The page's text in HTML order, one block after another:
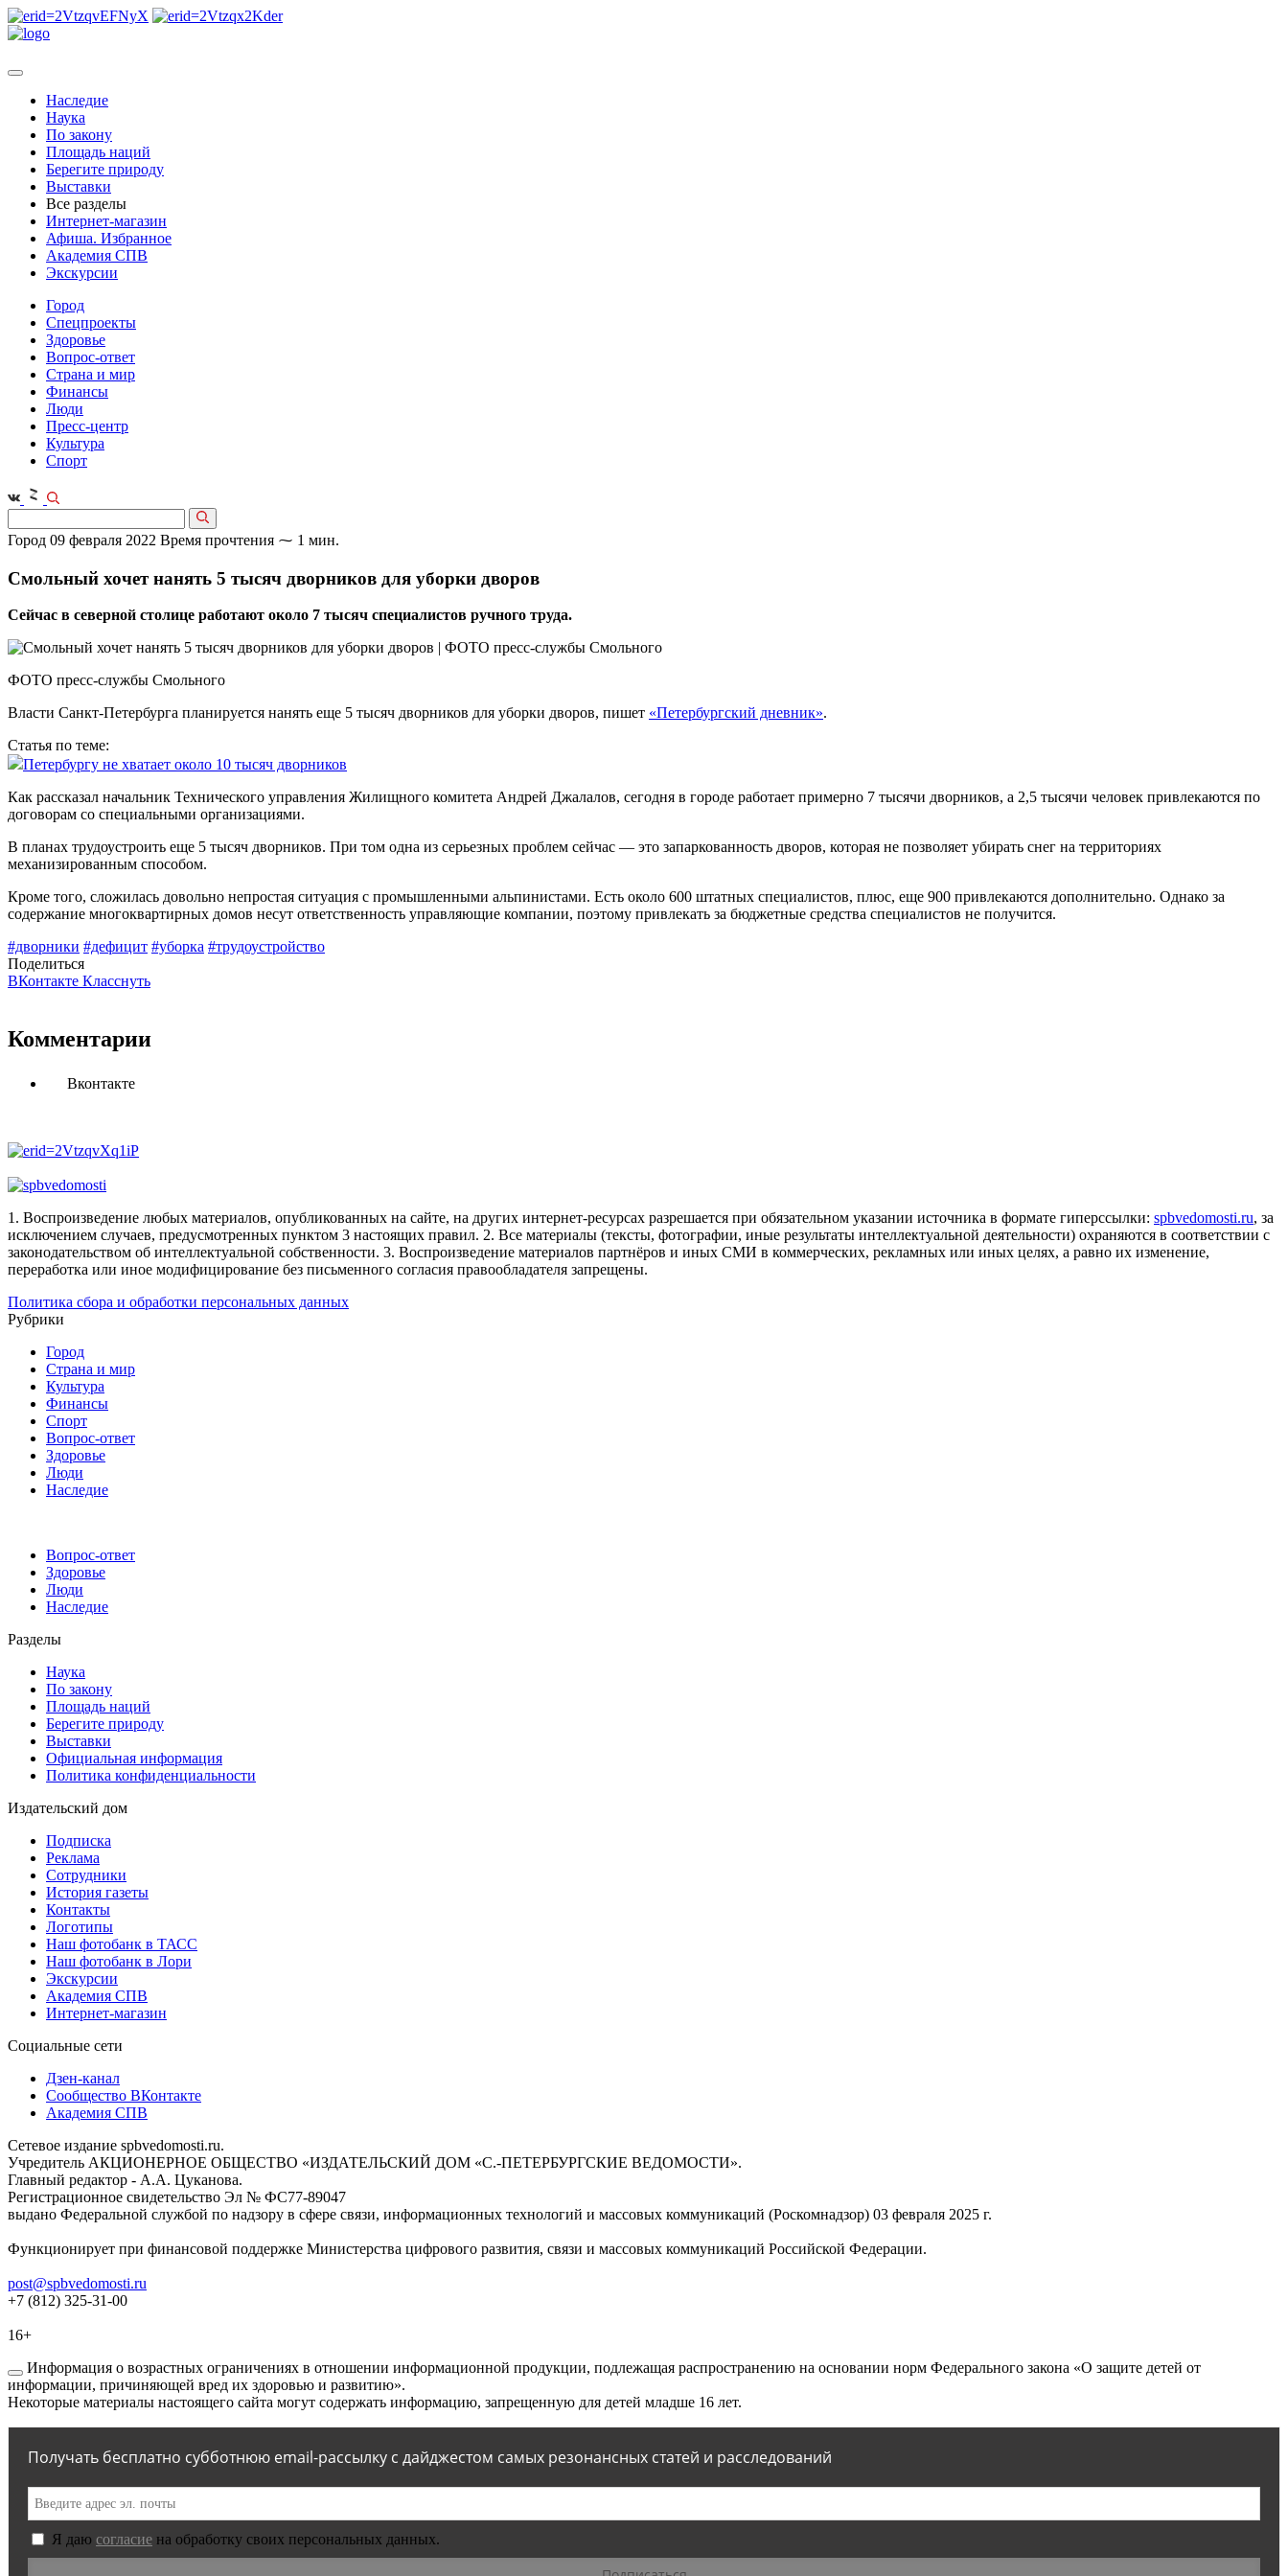
Наследие
Наука
По закону
Площадь наций
Берегите природу
Выставки
Все разделы
Интернет-магазин
Афиша. Избранное
Академия СПВ
Экскурсии
Город
Спецпроекты
Здоровье
Вопрос-ответ
Страна и мир
Финансы
Люди
Пресс-центр
Культура
Спорт
Город 09 февраля 2022 Время прочтения ⁓ 1 мин.
Смольный хочет нанять 5 тысяч дворников для уборки дворов
Сейчас в северной столице работают около 7 тысяч специалистов ручного труда.
ФОТО пресс-службы Смольного
Власти Санкт-Петербурга планируется нанять еще 5 тысяч дворников для уборки дворов, пишет «Петербургский дневник».
Статья по теме:
Петербургу не хватает около 10 тысяч дворников
Как рассказал начальник Технического управления Жилищного комитета Андрей Джалалов, сегодня в городе работает примерно 7 тысячи дворников, а 2,5 тысячи человек привлекаются по
договорам со специальными организациями.
В планах трудоустроить еще 5 тысяч дворников. При том одна из серьезных проблем сейчас — это запаркованность дворов, которая не позволяет убирать снег на территориях
механизированным способом.
Кроме того, сложилась довольно непростая ситуация с промышленными альпинистами. Есть около 600 штатных специалистов, плюс, еще 900 привлекаются дополнительно. Однако за
содержание многоквартирных домов несут ответственность управляющие компании, поэтому привлекать за бюджетные средства специалистов не получится.
#дворники #дефицит #уборка #трудоустройство
Поделиться
ВКонтакте Класснуть
Комментарии
Вконтакте
1. Воспроизведение любых материалов, опубликованных на сайте, на других интернет-ресурсах разрешается при обязательном указании источника в формате гиперссылки: spbvedomosti.ru, за
исключением случаев, предусмотренных пунктом 3 настоящих правил. 2. Все материалы (тексты, фотографии, иные результаты интеллектуальной деятельности) охраняются в соответствии с
законодательством об интеллектуальной собственности. 3. Воспроизведение материалов партнёров и иных СМИ в коммерческих, рекламных или иных целях, а равно их изменение,
переработка или иное модифицирование без письменного согласия правообладателя запрещены.
Политика сбора и обработки персональных данных
Рубрики
Город
Страна и мир
Культура
Финансы
Спорт
Вопрос-ответ
Здоровье
Люди
Наследие
Вопрос-ответ
Здоровье
Люди
Наследие
Разделы
Наука
По закону
Площадь наций
Берегите природу
Выставки
Официальная информация
Политика конфиденциальности
Издательский дом
Подписка
Реклама
Сотрудники
История газеты
Контакты
Логотипы
Наш фотобанк в ТАСС
Наш фотобанк в Лори
Экскурсии
Академия СПВ
Интернет-магазин
Социальные сети
Дзен-канал
Сообщество ВКонтакте
Академия СПВ
Сетевое издание spbvedomosti.ru.
Учредитель АКЦИОНЕРНОЕ ОБЩЕСТВО «ИЗДАТЕЛЬСКИЙ ДОМ «С.-ПЕТЕРБУРГСКИЕ ВЕДОМОСТИ».
Главный редактор - А.А. Цуканова.
Регистрационное свидетельство Эл № ФС77-89047
выдано Федеральной службой по надзору в сфере связи, информационных технологий и массовых коммуникаций (Роскомнадзор) 03 февраля 2025 г.
Функционирует при финансовой поддержке Министерства цифрового развития, связи и массовых коммуникаций Российской Федерации.
post@spbvedomosti.ru
+7 (812) 325-31-00
16+
Информация о возрастных ограничениях в отношении информационной продукции, подлежащая распространению на основании норм Федерального закона «О защите детей от
информации, причиняющей вред их здоровью и развитию».
Некоторые материалы настоящего сайта могут содержать информацию, запрещенную для детей младше 16 лет.
Получать бесплатно субботнюю email-рассылку с дайджестом самых резонансных статей и расследований
Я даю согласие на обработку своих персональных данных.